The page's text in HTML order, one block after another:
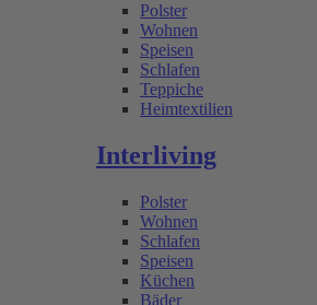
Polster
Wohnen
Speisen
Schlafen
Teppiche
Heimtextilien
Interliving
Polster
Wohnen
Schlafen
Speisen
Küchen
Bäder